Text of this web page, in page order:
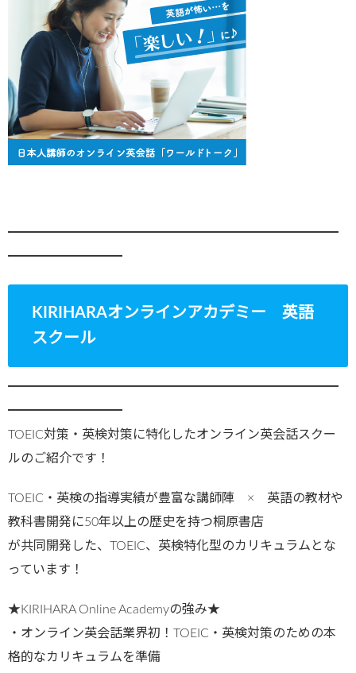
━━━━━━━━━━━━━━━━━━━━━━━━━━
━━━━━━━━━
KIRIHARAオンラインアカデミー 英語
スクール
━━━━━━━━━━━━━━━━━━━━━━━━━━
━━━━━━━━━
TOEIC対策・英検対策に特化したオンライン英会話スクー
ルのご紹介です！
TOEIC・英検の指導実績が豊富な講師陣 × 英語の教材や
教科書開発に50年以上の歴史を持つ桐原書店
が共同開発した、TOEIC、英検特化型のカリキュラムとな
っています！
★KIRIHARA Online Academyの強み★
・オンライン英会話業界初！TOEIC・英検対策のための本
格的なカリキュラムを準備